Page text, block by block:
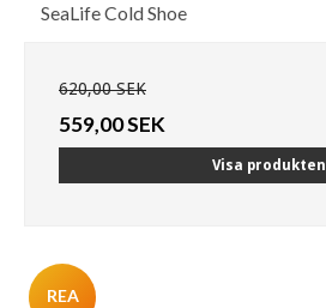
SeaLife Cold Shoe
620,00 SEK
559,00 SEK
Visa produkten
REA